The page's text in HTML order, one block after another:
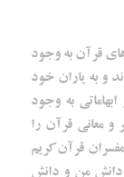
قرآن به وجود
و به یاران خود
به وجود
معانی قرآن را
قرآن کریم
من و دانش